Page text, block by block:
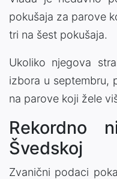
pokušaja za parove
tri na šest pokušaja.
Ukoliko njegova
izbora u septembru,
na parove koji žele
Rekordno
Švedskoj
Zvanični podaci